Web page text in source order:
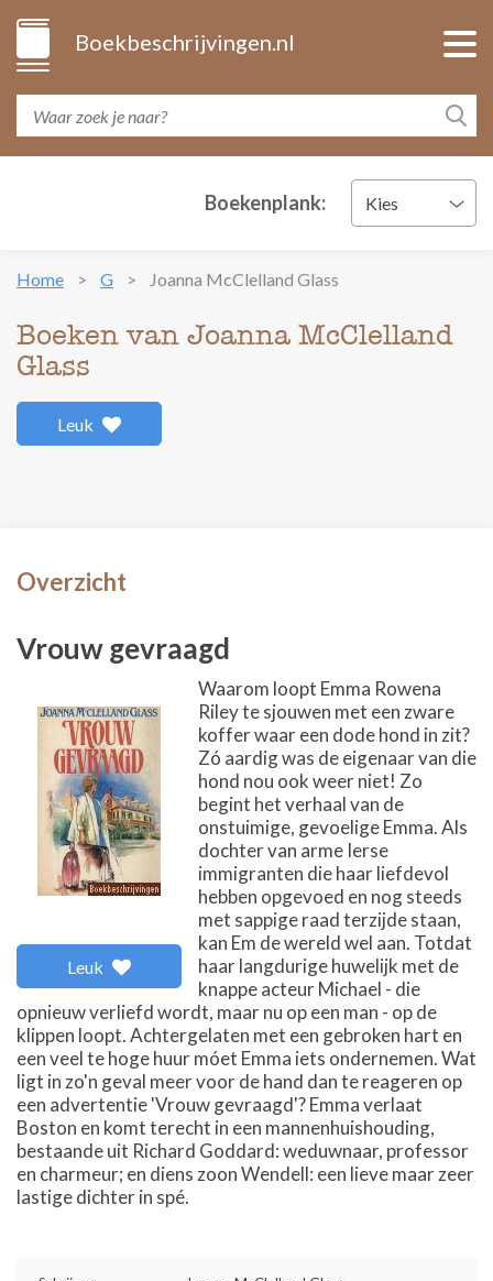
Boekbeschrijvingen.nl
Boekenplank: Kies
Home G Joanna McClelland Glass
Boeken van Joanna McClelland
Glass
Leuk
Overzicht
Vrouw gevraagd
Leuk
Waarom loopt Emma Rowena
Riley te sjouwen met een zware
koffer waar een dode hond in zit?
Zó aardig was de eigenaar van die
hond nou ook weer niet! Zo
begint het verhaal van de
onstuimige, gevoelige Emma. Als
dochter van arme Ierse
immigranten die haar liefdevol
hebben opgevoed en nog steeds
met sappige raad terzijde staan,
kan Em de wereld wel aan. Totdat
haar langdurige huwelijk met de
knappe acteur Michael - die
opnieuw verliefd wordt, maar nu op een man - op de
klippen loopt. Achtergelaten met een gebroken hart en
een veel te hoge huur móet Emma iets ondernemen. Wat
ligt in zo'n geval meer voor de hand dan te reageren op
een advertentie 'Vrouw gevraagd'? Emma verlaat
Boston en komt terecht in een mannenhuishouding,
bestaande uit Richard Goddard: weduwnaar, professor
en charmeur; en diens zoon Wendell: een lieve maar zeer
lastige dichter in spé.